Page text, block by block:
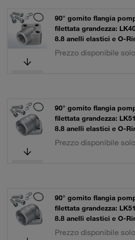
90° gomito flangia
filettata grandezza:
8.8 anelli elastici e O-
Prezzo disponibile
90° gomito flangia
filettata grandezza:
8.8 anelli elastici e O-
Prezzo disponibile
90° gomito flangia
filettata grandezza:
8.8 anelli elastici e O-
Prezzo disponibile